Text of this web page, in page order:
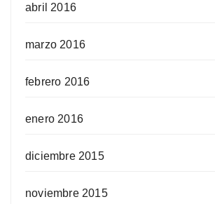
abril 2016
marzo 2016
febrero 2016
enero 2016
diciembre 2015
noviembre 2015